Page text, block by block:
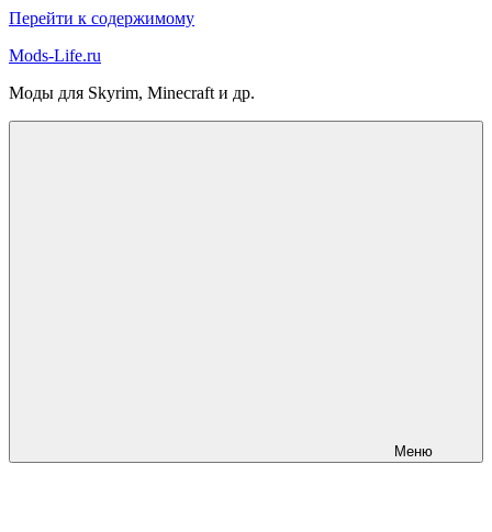
Перейти к содержимому
Mods-Life.ru
Моды для Skyrim, Minecraft и др.
Меню